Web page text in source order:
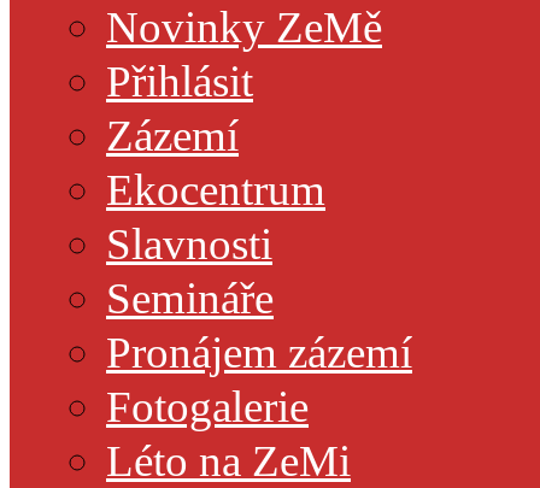
Novinky ZeMě
Přihlásit
Zázemí
Ekocentrum
Slavnosti
Semináře
Pronájem zázemí
Fotogalerie
Léto na ZeMi